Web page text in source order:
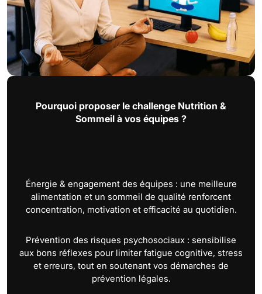
Pourquoi proposer le challenge Nutrition &
Sommeil à vos équipes ?
Énergie & engagement des équipes : une meilleure
alimentation et un sommeil de qualité renforcent
concentration, motivation et efficacité au quotidien.
Prévention des risques psychosociaux : sensibilise
aux bons réflexes pour limiter fatigue cognitive, stress
et erreurs, tout en soutenant vos démarches de
prévention légales.